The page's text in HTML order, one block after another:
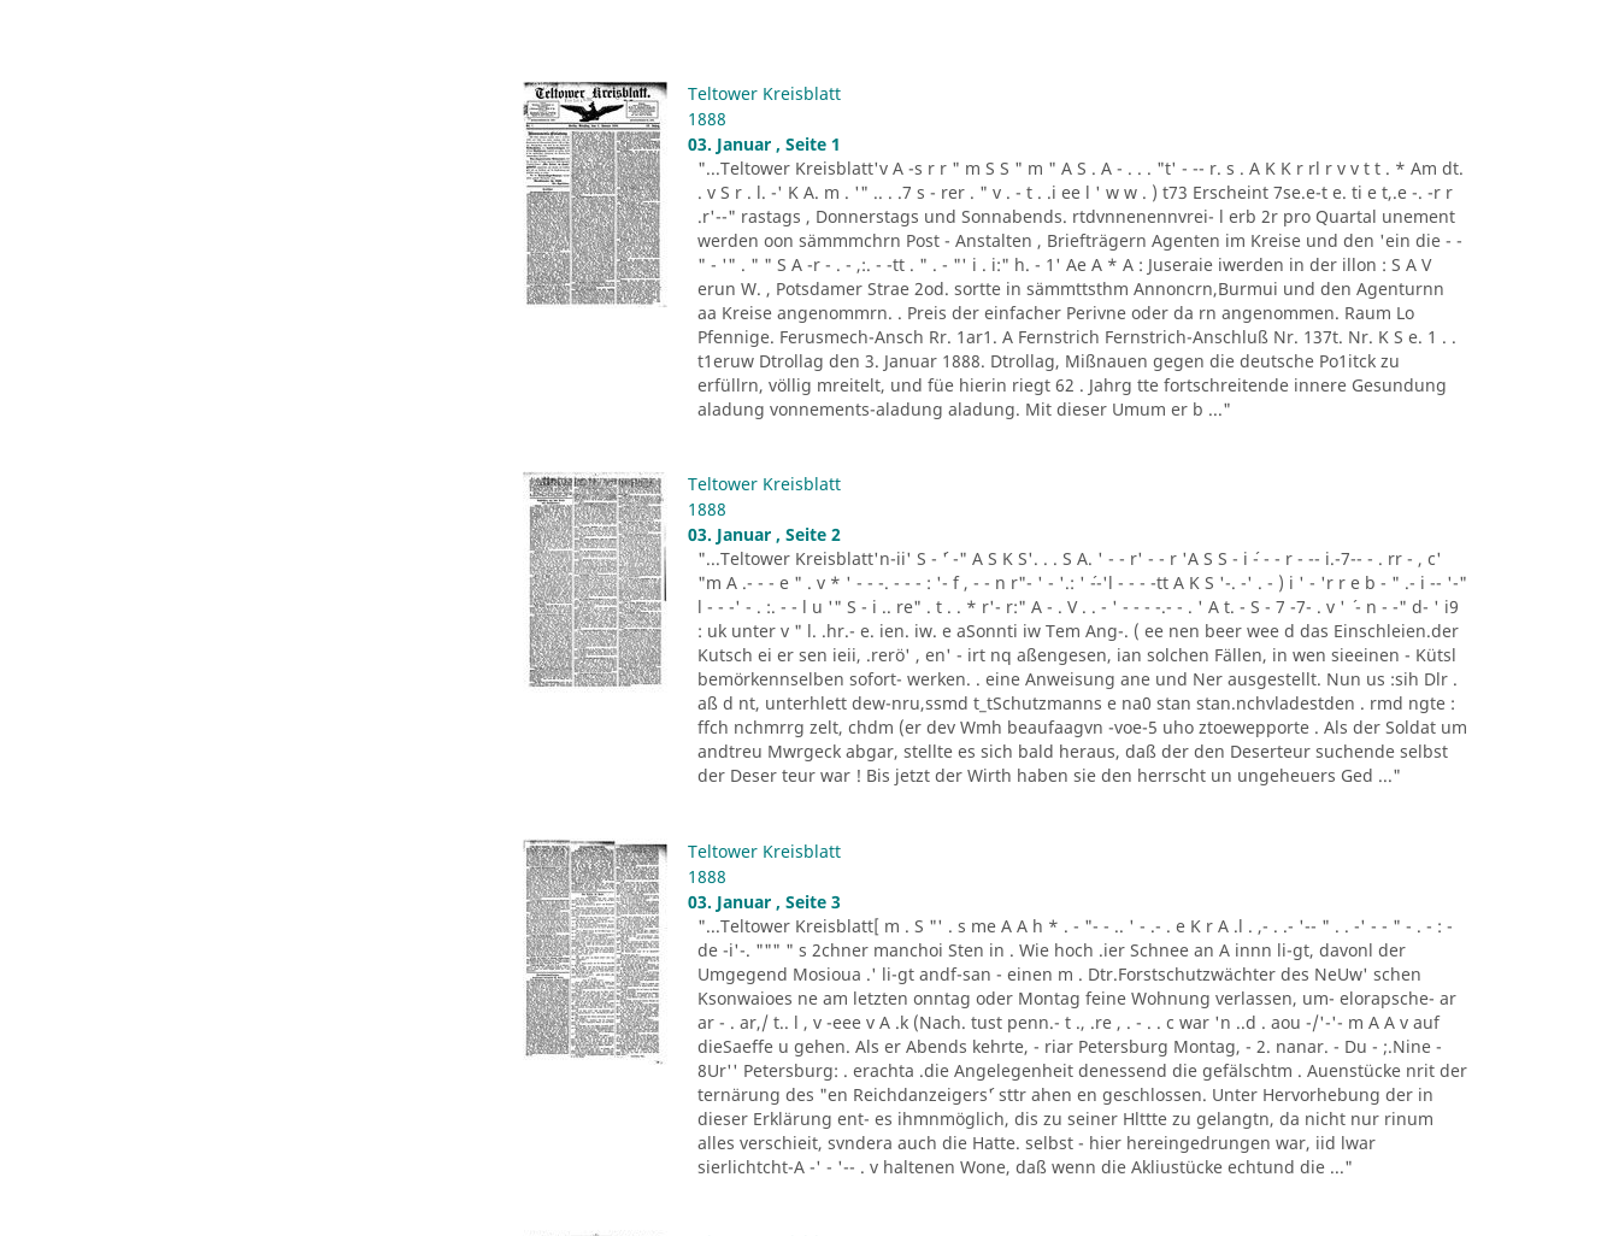
Teltower Kreisblatt
1888
03. Januar , Seite 1
"...Teltower Kreisblatt'v A -s r r " m S S " m " A S . A - . . . "t' - -- r. s . A K K r rl r v v t t . * Am dt.
. v S r . l. -' K A. m . '" .. . .7 s - rer . " v . - t . .i ee l ' w w . ) t73 Erscheint 7se.e-t e. ti e t,.e -. -r r
.r'--" rastags , Donnerstags und Sonnabends. rtdvnnenennvrei- l erb 2r pro Quartal unement
werden oon sämmmchrn Post - Anstalten , Briefträgern Agenten im Kreise und den 'ein die - -
" - '" . " " S A -r - . - ,:. - -tt . " . - "' i . i:" h. - 1' Ae A * A : Juseraie iwerden in der illon : S A V
erun W. , Potsdamer Strae 2od. sortte in sämmttsthm Annoncrn,Burmui und den Agenturnn
aa Kreise angenommrn. . Preis der einfacher Perivne oder da rn angenommen. Raum Lo
Pfennige. Ferusmech-Ansch Rr. 1ar1. A Fernstrich Fernstrich-Anschluß Nr. 137t. Nr. K S e. 1 . .
t1eruw Dtrollag den 3. Januar 1888. Dtrollag, Mißnauen gegen die deutsche Po1itck zu
erfüllrn, völlig mreitelt, und füe hierin riegt 62 . Jahrg tte fortschreitende innere Gesundung
aladung vonnements-aladung aladung. Mit dieser Umum er b ..."
Teltower Kreisblatt
1888
03. Januar , Seite 2
"...Teltower Kreisblatt'n-ii' S - ´' -" A S K S'. . . S A. ' - - r' - - r 'A S S - i ´- - - r - -- i.-7-- - . rr - , c'
"m A .- - - e " . v * ' - - -. - - - : '- f , - - n r"- ' - '.: ' ´--'l - - - -tt A K S '-. -' . - ) i ' - 'r r e b - " .- i -- '-"
l - - -' - . :. - - l u '" S - i .. re" . t . . * r'- r:" A - . V . . - ' - - - -.- - . ' A t. - S - 7 -7- . v ' ´ - n - -" d- ' i9
: uk unter v " l. .hr.- e. ien. iw. e aSonnti iw Tem Ang-. ( ee nen beer wee d das Einschleien.der
Kutsch ei er sen ieii, .rerö' , en' - irt nq aßengesen, ian solchen Fällen, in wen sieeinen - Kütsl
bemörkennselben sofort- werken. . eine Anweisung ane und Ner ausgestellt. Nun us :sih Dlr .
aß d nt, unterhlett dew-nru,ssmd t_tSchutzmanns e na0 stan stan.nchvladestden . rmd ngte :
ffch nchmrrg zelt, chdm (er dev Wmh beaufaagvn -voe-5 uho ztoewepporte . Als der Soldat um
andtreu Mwrgeck abgar, stellte es sich bald heraus, daß der den Deserteur suchende selbst
der Deser teur war ! Bis jetzt der Wirth haben sie den herrscht un ungeheuers Ged ..."
Teltower Kreisblatt
1888
03. Januar , Seite 3
"...Teltower Kreisblatt[ m . S "' . s me A A h * . - "- - .. ' - .- . e K r A .l . ,- . .- '-- " . . -' - - " - . - : -
de -i'-. """ " s 2chner manchoi Sten in . Wie hoch .ier Schnee an A innn li-gt, davonl der
Umgegend Mosioua .' li-gt andf-san - einen m . Dtr.Forstschutzwächter des NeUw' schen
Ksonwaioes ne am letzten onntag oder Montag feine Wohnung verlassen, um- elorapsche- ar
ar - . ar,/ t.. l , v -eee v A .k (Nach. tust penn.- t ., .re , . - . . c war 'n ..d . aou -/'-'- m A A v auf
dieSaeffe u gehen. Als er Abends kehrte, - riar Petersburg Montag, - 2. nanar. - Du - ;.Nine -
8Ur'' Petersburg: . erachta .die Angelegenheit denessend die gefälschtm . Auenstücke nrit der
ternärung des "en Reichdanzeigers´' sttr ahen en geschlossen. Unter Hervorhebung der in
dieser Erklärung ent- es ihmnmöglich, dis zu seiner Hlttte zu gelangtn, da nicht nur rinum
alles verschieit, svndera auch die Hatte. selbst - hier hereingedrungen war, iid lwar
sierlichtcht-A -' - '-- . v haltenen Wone, daß wenn die Akliustücke echtund die ..."